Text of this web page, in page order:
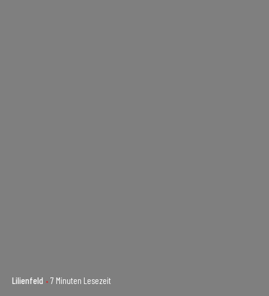
Lilienfeld 7 Minuten Lesezeit